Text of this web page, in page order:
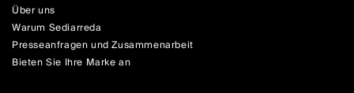
Über uns
Warum Sediarreda
Presseanfragen und Zusammenarbeit
Bieten Sie Ihre Marke an